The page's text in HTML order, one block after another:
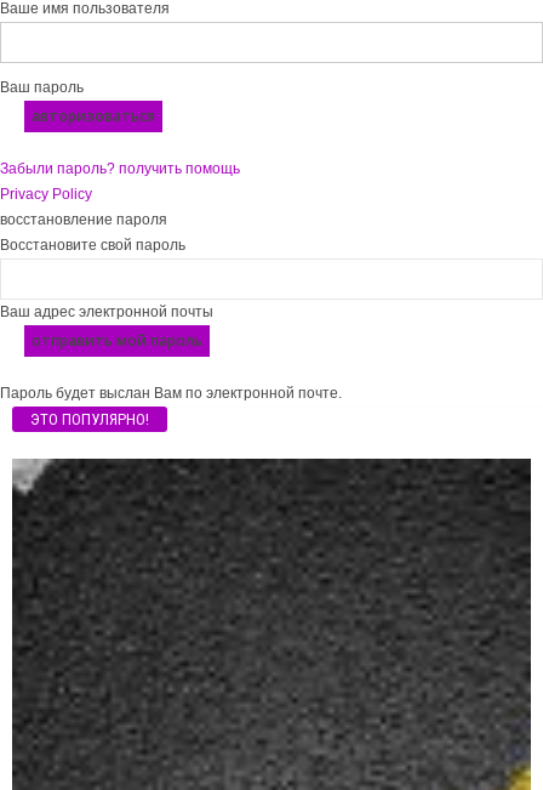
Ваше имя пользователя
Ваш пароль
Забыли пароль? получить помощь
Privacy Policy
восстановление пароля
Восстановите свой пароль
Ваш адрес электронной почты
Пароль будет выслан Вам по электронной почте.
ЭТО ПОПУЛЯРНО!